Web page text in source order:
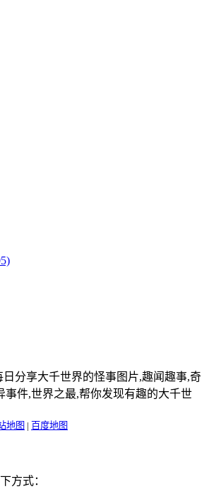
分享大千世界的怪事图片,趣闻趣事,奇
事件,世界之最,帮你发现有趣的大千世
地图 | 百度地图
方式：